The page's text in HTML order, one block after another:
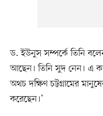
ড. ইউনুস সম্পর্কে তিনি
আছেন। তিনি সুদ নেন। এ
অথচ দক্ষিণ চট্টগ্রামের
করেছেন।’